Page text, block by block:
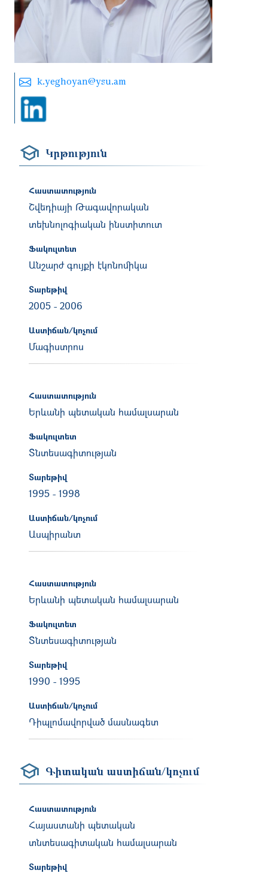
k.yeghoyan@ysu.am
Կրթություն
Հաստատություն
Շվեդիայի Թագավորական
տեխնոլոգիական ինստիտուտ
Ֆակուլտետ
Անշարժ գույքի էկոնոմիկա
Տարեթիվ
2005 - 2006
Աստիճան/կոչում
Մագիստրոս
Հաստատություն
Երևանի պետական համալսարան
Ֆակուլտետ
Տնտեսագիտության
Տարեթիվ
1995 - 1998
Աստիճան/կոչում
Ասպիրանտ
Հաստատություն
Երևանի պետական համալսարան
Ֆակուլտետ
Տնտեսագիտության
Տարեթիվ
1990 - 1995
Աստիճան/կոչում
Դիպլոմավորված մասնագետ
Գիտական աստիճան/կոչում
Հաստատություն
Հայաստանի պետական
տնտեսագիտական համալսարան
Տարեթիվ